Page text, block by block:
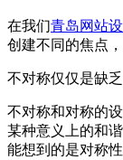
在我们青岛网站
创建不同的焦点
不对称仅仅是缺
不对称和对称的
某种意义上的和
能想到的是对称